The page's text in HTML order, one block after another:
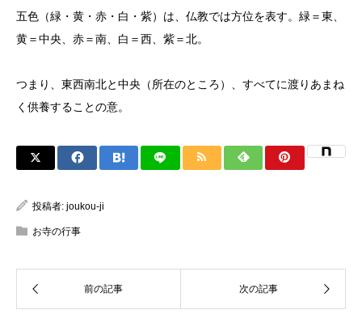
五色（緑・黄・赤・白・紫）は、仏教では方位を表す。緑＝東、
黄＝中央、赤＝南、白＝西、紫＝北。
つまり、東西南北と中央（所在のところ）、すべてに渡りあまね
く供養することの意。
投稿者: joukou-ji
お寺の行事